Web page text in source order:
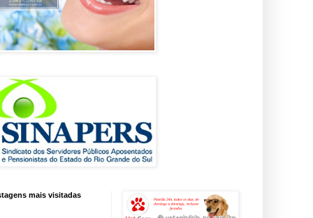
mais visitadas